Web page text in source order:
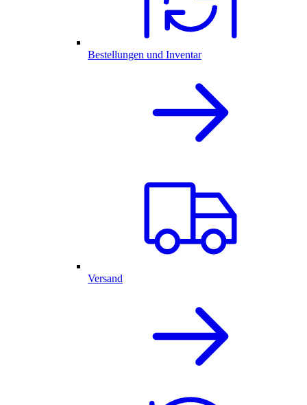
Bestellungen und Inventar
Versand